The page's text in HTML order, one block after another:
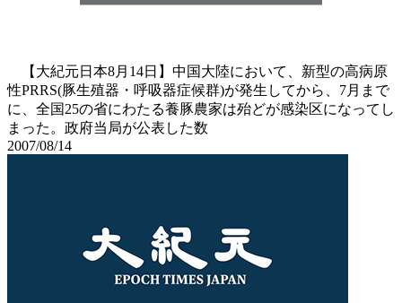
【大紀元日本8月14日】中国大陸において、新型の高病原
性PRRS(豚生殖器・呼吸器症候群)が発生してから、7月まで
に、全国25の省にわたる養豚農家は殆どが感染区になってし
まった。政府当局が公表した数
2007/08/14